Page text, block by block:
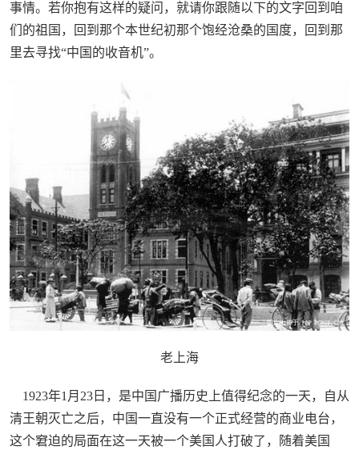
事情。若你抱有这样的疑问，就请你跟随以下的文字回到咱
们的祖国，回到那个本世纪初那个饱经沧桑的国度，回到那
里去寻找“中国的收音机”。
老上海
1923年1月23日，是中国广播历史上值得纪念的一天，自从
清王朝灭亡之后，中国一直没有一个正式经营的商业电台，
这个窘迫的局面在这一天被一个美国人打破了，随着美国